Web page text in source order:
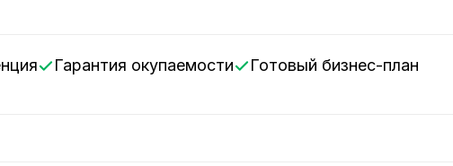
Гарантия окупаемости
Готовый бизнес-план